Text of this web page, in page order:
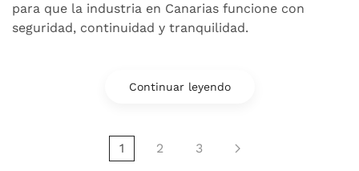
para que la industria en Canarias funcione con
seguridad, continuidad y tranquilidad.
Continuar leyendo
1 2 3